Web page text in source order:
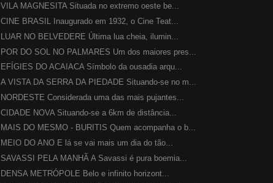
VILA MAGNESITA Situada no extremo oeste be...
CINE BRASIL Inaugurado em 1932, o Cine Teat...
LUAR NO BELVEDERE Última lua cheia, ilumin...
POR DO SOL NO PALMARES Um dos maiores pres...
EFÍGIES DO ACAIACA Símbolo da ousadia arqu...
A VISTA DA SERRA DA PIEDADE Situando-se no m...
NORDESTE Considerada uma das mais pujantes...
CIDADE NOVA Situando-se a 6km de distância...
MAIS DO MESMO - BURITIS Quem acompanha o b...
MEIO DO ANO E lá se vai mais um dia do tão...
SAVASSI PELA MANHÃ A Savassi é pura boemia...
DENSA METRÓPOLE Belo e infinito horizont...